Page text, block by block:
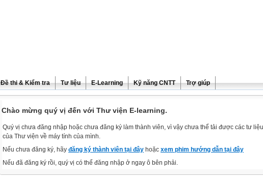
Đề thi & Kiểm tra Tư liệu E-Learning Kỹ năng CNTT Trợ giúp
Chào mừng quý vị đến với Thư viện E-learning.
Quý vị chưa đăng nhập hoặc chưa đăng ký làm thành viên, vì vậy chưa thể tải được các tư liệu
của Thư viện về máy tính của mình.
Nếu chưa đăng ký, hãy đăng ký thành viên tại đây hoặc xem phim hướng dẫn tại đây
Nếu đã đăng ký rồi, quý vị có thể đăng nhập ở ngay ô bên phải.